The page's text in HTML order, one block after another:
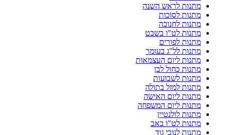
מתנות לראש השנה
מתנות לסוכות
מתנות לחנוכה
מתנות לט"ו בשבט
מתנות לפורים
מתנות לל"ג בעומר
מתנות ליום העצמאות
מתנות כחול לבן
מתנות לשבועות
מתנות למזל בתולה
מתנות ליום האישה
מתנות ליום המשפחה
מתנות לולנטיין
מתנות לט"ו באב
מתנות לנובי גוד